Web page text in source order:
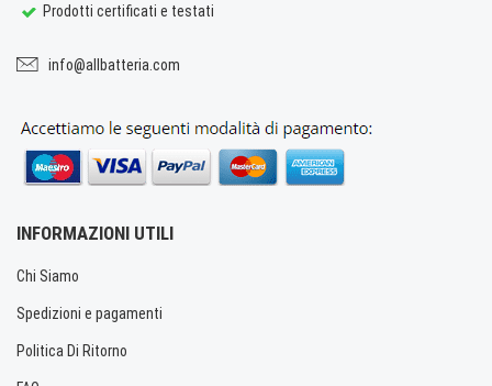
Prodotti certificati e testati
info@allbatteria.com
INFORMAZIONI UTILI
Chi Siamo
Spedizioni e pagamenti
Politica Di Ritorno